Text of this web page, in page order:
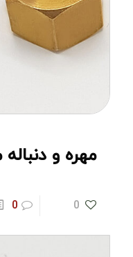
مهره و دنباله
0
0